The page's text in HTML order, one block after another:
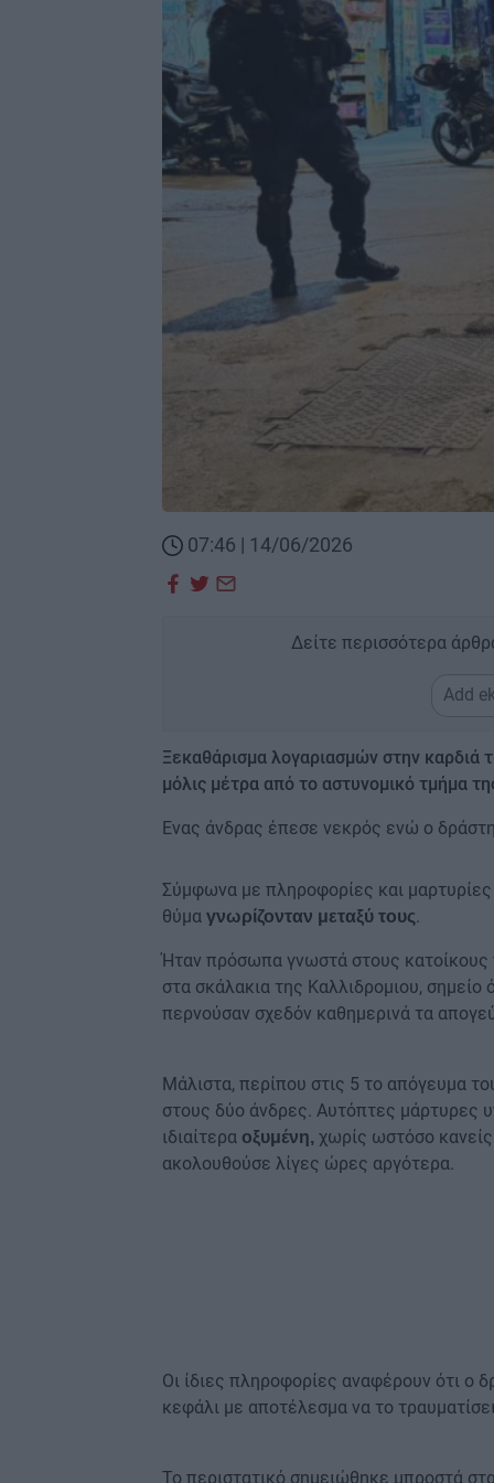
07:46 | 14/06/2026
Δείτε περισσότερα
Add
Ξεκαθάρισμα λογαριασμών στην καρδιά
μόλις μέτρα από το αστυνομικό τμήμα
Ενας άνδρας έπεσε νεκρός ενώ ο
Σύμφωνα με πληροφορίες και
θύμα γνωρίζονταν μεταξύ τους.
Ήταν πρόσωπα γνωστά στους
στα σκάλακια της Καλλιδρομιου,
περνούσαν σχεδόν καθημερινά τα
Μάλιστα, περίπου στις 5 το απόγευμα
στους δύο άνδρες. Αυτόπτες μάρτυρες
ιδιαίτερα οξυμένη, χωρίς ωστόσο
ακολουθούσε λίγες ώρες αργότερα.
Οι ίδιες πληροφορίες αναφέρουν ότι
κεφάλι με αποτέλεσμα να το
Το περιστατικό σημειώθηκε μπροστά